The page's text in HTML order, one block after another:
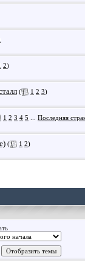
2)
( 1 2 3)
1 2 3 4 5
Последняя
( 1 2)